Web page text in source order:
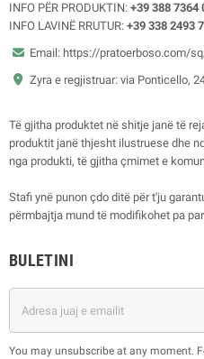
INFO PËR PRODUKTIN: +39 388 7364
INFO LAVINË RRUTUR: +39 338 2493
Email: https://pratoerboso.com/
Zyra e regjistruar: via Ponticello,
Të gjitha produktet në shitje janë të
produktit janë thjesht ilustruese dhe
nga produkti, të gjitha çmimet e
Stafi ynë punon çdo ditë për t'ju
përmbajtja mund të modifikohet pa
BULETINI
You may unsubscribe at any moment.